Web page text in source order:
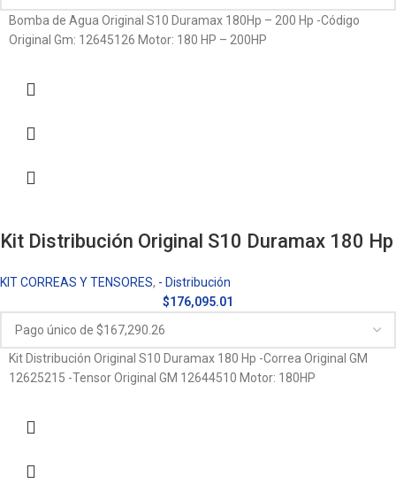
Bomba de Agua Original S10 Duramax 180Hp – 200 Hp -Código
Original Gm: 12645126 Motor: 180 HP – 200HP
Kit Distribución Original S10 Duramax 180 Hp
KIT CORREAS Y TENSORES, - Distribución
$176,095.01
Kit Distribución Original S10 Duramax 180 Hp -Correa Original GM
12625215 -Tensor Original GM 12644510 Motor: 180HP